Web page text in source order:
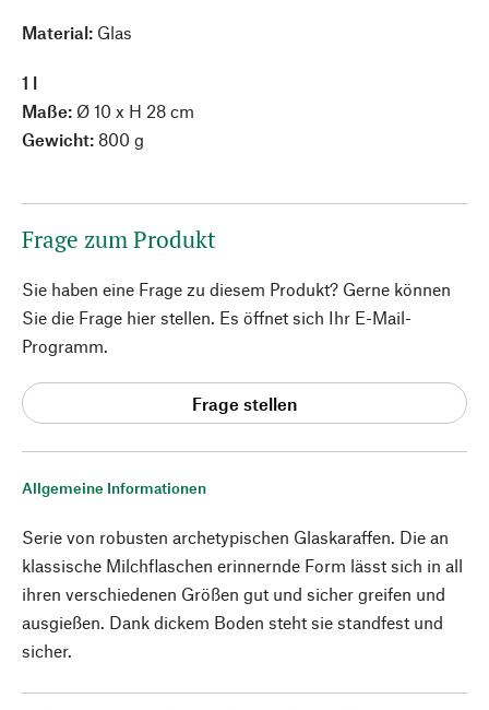
Allgemeine Informationen
Serie von robusten archetypischen Glaskaraffen. Die an
klassische Milchflaschen erinnernde Form lässt sich in all
ihren verschiedenen Größen gut und sicher greifen und
ausgießen. Dank dickem Boden steht sie standfest und
sicher.
Material: Glas
1 l
Maße: Ø 10 x H 28 cm
Gewicht: 800 g
Frage zum Produkt
Sie haben eine Frage zu diesem Produkt? Gerne können
Sie die Frage hier stellen. Es öffnet sich Ihr E-Mail-
Programm.
Frage stellen